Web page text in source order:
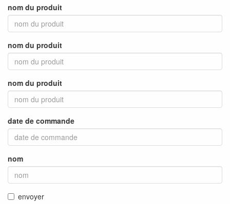
nom du produit
nom du produit
nom du produit
date de commande
nom
envoyer